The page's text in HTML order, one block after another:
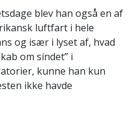
blev han også en af
luftfart i hele
og især i lyset af, hvad
om sindet” i
kunne han kun
ikke havde